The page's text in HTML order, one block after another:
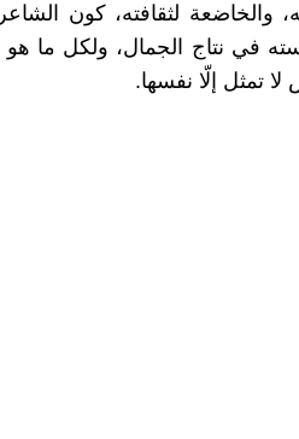
والخاضعة لثقافته، كون
في نتاج الجمال، ولكل ما
لا تمثل إلّا نفسها.